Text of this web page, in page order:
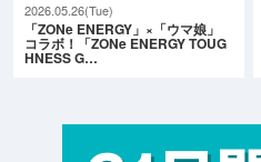
2026.05.26(Tue)
「ZONe ENERGY」×「ウマ娘」
コラボ！「ZONe ENERGY TOUG
HNESS G…